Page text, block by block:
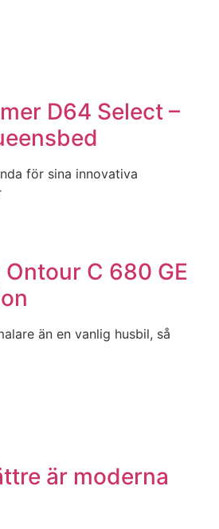
D64 Select –
för sina innovativa
C 680 GE
än en vanlig husbil, så
är moderna